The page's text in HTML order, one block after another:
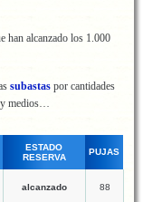
han alcanzado los 1.000
subastas por cantidades
y medios…
ESTADO
RESERVA
PUJAS
alcanzado 88